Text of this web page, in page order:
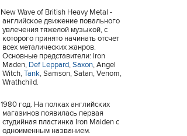
New Wave of British Heavy Metal -
английское движение повального
увлечения тяжелой музыкой, с
которого принято начинать отсчет
всех металических жанров.
Основные представители: Iron
Maden, Def Leppard,Saxon, Angel
Witch,Tank, Samson, Satan, Venom,
Wrathchild.
1980 год. На полках английских
магазинов появилась первая
студийная пластинка Iron Maiden с
одноименным названием.